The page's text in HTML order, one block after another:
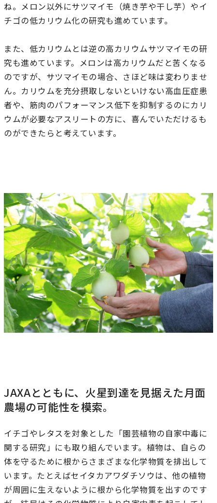
ね。メロン以外にサツマイモ（焼き芋や干し芋）やイ
チゴの低カリウム化の研究も進めています。
また、低カリウムとは逆の高カリウムサツマイモの研
究も進めています。メロンは高カリウムだと苦くなる
のですが、サツマイモの場合、さほど味は変わりませ
ん。カリウムを充分摂取しないといけない高血圧症患
者や、筋肉のパフォーマンス低下を抑制するのにカリ
ウムが必要なアスリートの方に、喜んでいただけるも
のができたらと考えています。
JAXAとともに、火星到達を見据えた月面
農場の可能性を模索。
イチゴやレタスを対象とした「園芸植物の自家中毒に
関する研究」にも取り組んでいます。植物は、自らの
体を守るために根からさまざまな化学物質を排出して
います。たとえばセイタカアワダチソウは、他の植物
が周囲に生えないように根から化学物質を出すのです